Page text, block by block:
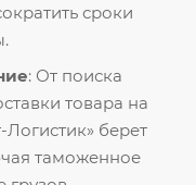
сроки
: От поиска
товара на
берет
таможенное